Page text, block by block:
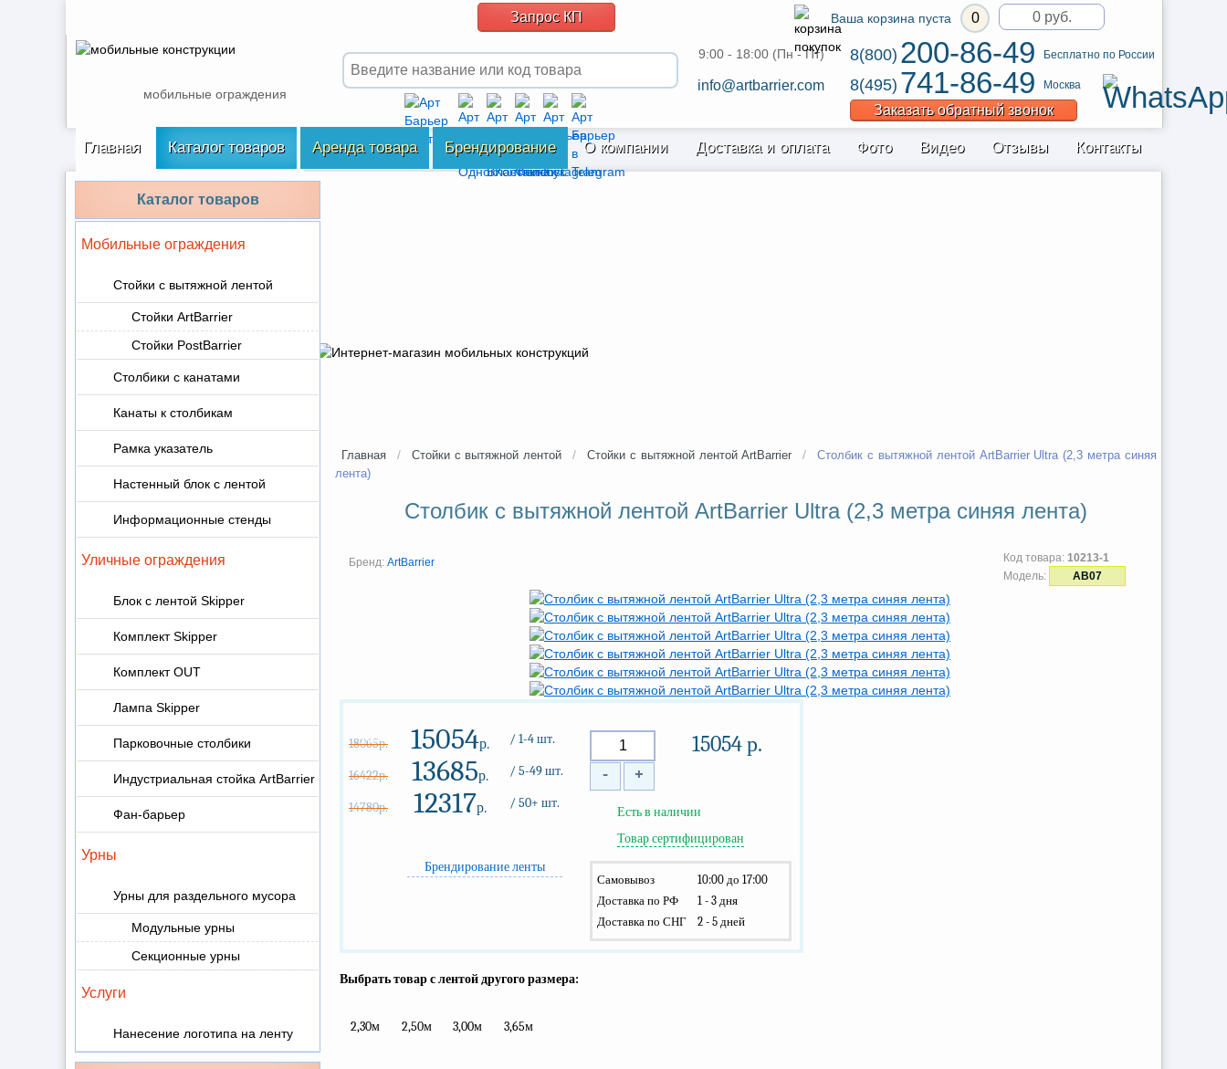
мобильные ограждения
9:00 - 18:00 (Пн - Пт)
info@artbarrier.com
8(800) 200-86-49 Бесплатно по России
8(495) 741-86-49 Москва
Заказать обратный звонок
Запрос КП Ваша корзина пуста 0 0 руб.
Главная Каталог товаров Аренда товара Брендирование О компании Доставка и оплата Фото Видео Отзывы Контакты
Каталог товаров
Мобильные ограждения
Стойки с вытяжной лентой
Стойки ArtBarrier
Стойки PostBarrier
Столбики с канатами
Канаты к столбикам
Рамка указатель
Настенный блок с лентой
Информационные стенды
Уличные ограждения
Блок с лентой Skipper
Комплект Skipper
Комплект OUT
Лампа Skipper
Парковочные столбики
Индустриальная стойка ArtBarrier
Фан-барьер
Урны
Урны для раздельного мусора
Модульные урны
Секционные урны
Услуги
Нанесение логотипа на ленту
Главная / Стойки с вытяжной лентой / Стойки с вытяжной лентой ArtBarrier /
Столбик с вытяжной лентой ArtBarrier Ultra (2,3 метра синяя
лента)
Столбик с вытяжной лентой ArtBarrier Ultra (2,3 метра синяя лента)
Бренд: ArtBarrier Код товара: 10213-1
Модель:
AB07
ХИТ
-20%
18065р. 15054р. / 1-4 шт.
16422р. 13685р. / 5-49 шт.
14780р. 12317р. / 50+ шт.
Брендирование ленты
- +
15054р.
Есть в наличии
Товар сертифицирован
Самовывоз
10:00 до 17:00
Доставка по РФ
1 - 3 дня
Доставка по СНГ
2 - 5 дней
Выбрать товар с лентой другого размера:
2,30м 2,50м 3,00м 3,65м